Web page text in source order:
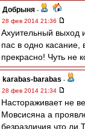
Добрыня -
28 фев 2014 21:36
Ахуительный выход
пас в одно касание,
прекрасно! Чуть не
karabas-barabas -
28 фев 2014 21:34
Настораживает не
Мовсисяна а
безразличия что